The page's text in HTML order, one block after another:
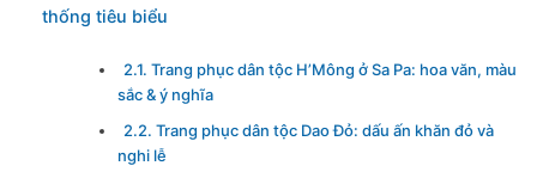
thống tiêu biểu
2.1. Trang phục dân tộc H’Mông ở Sa Pa: hoa văn, màu
sắc & ý nghĩa
2.2. Trang phục dân tộc Dao Đỏ: dấu ấn khăn đỏ và
nghi lễ